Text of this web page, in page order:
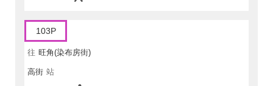
103P
往 旺角(染布房街)
高街 站